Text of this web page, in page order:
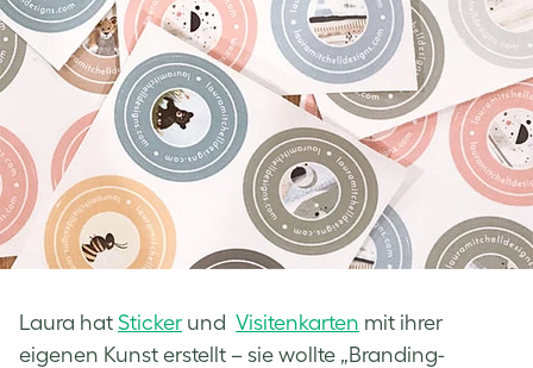
Laura hat Sticker und Visitenkarten mit ihrer
eigenen Kunst erstellt – sie wollte „Branding-